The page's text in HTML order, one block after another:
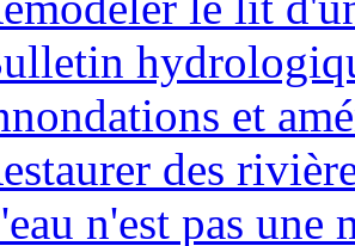
et
des
n'est pas une